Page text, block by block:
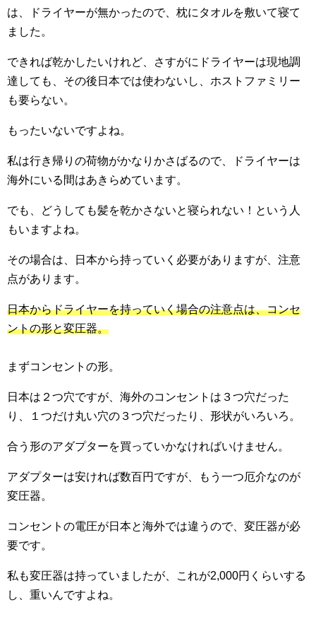
は、ドライヤーが無かったので、枕にタオルを敷いて寝て
ました。
できれば乾かしたいけれど、さすがにドライヤーは現地調
達しても、その後日本では使わないし、ホストファミリー
も要らない。
もったいないですよね。
私は行き帰りの荷物がかなりかさばるので、ドライヤーは
海外にいる間はあきらめています。
でも、どうしても髪を乾かさないと寝られない！という人
もいますよね。
その場合は、日本から持っていく必要がありますが、注意
点があります。
日本からドライヤーを持っていく場合の注意点は、コンセ
ントの形と変圧器。
まずコンセントの形。
日本は２つ穴ですが、海外のコンセントは３つ穴だった
り、１つだけ丸い穴の３つ穴だったり、形状がいろいろ。
合う形のアダプターを買っていかなければいけません。
アダプターは安ければ数百円ですが、もう一つ厄介なのが
変圧器。
コンセントの電圧が日本と海外では違うので、変圧器が必
要です。
私も変圧器は持っていましたが、これが2,000円くらいする
し、重いんですよね。